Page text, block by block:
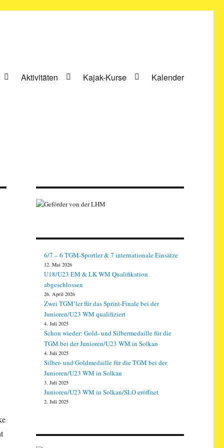
Aktivitäten Kajak-Kurse Kalender
6/7 – 6 TGM-Sportler & 7 internationale Einsätze
12. Mai 2026
U18/U23 EM & LK WM Qualifikation
abgeschlossen
26. April 2026
Zwei TGM’ler für das Sprint-Finale bei der
Junioren/U23 WM qualifiziert
4. Juli 2025
Schon wieder: Gold- und Silbermedaille für die
TGM bei der Junioren/U23 WM in Solkan
4. Juli 2025
Silber- und Goldmedaille für die TGM bei der
Junioren/U23 WM in Solkan
3. Juli 2025
Junioren/U23 WM in Solkan/SLO eröffnet
2. Juli 2025